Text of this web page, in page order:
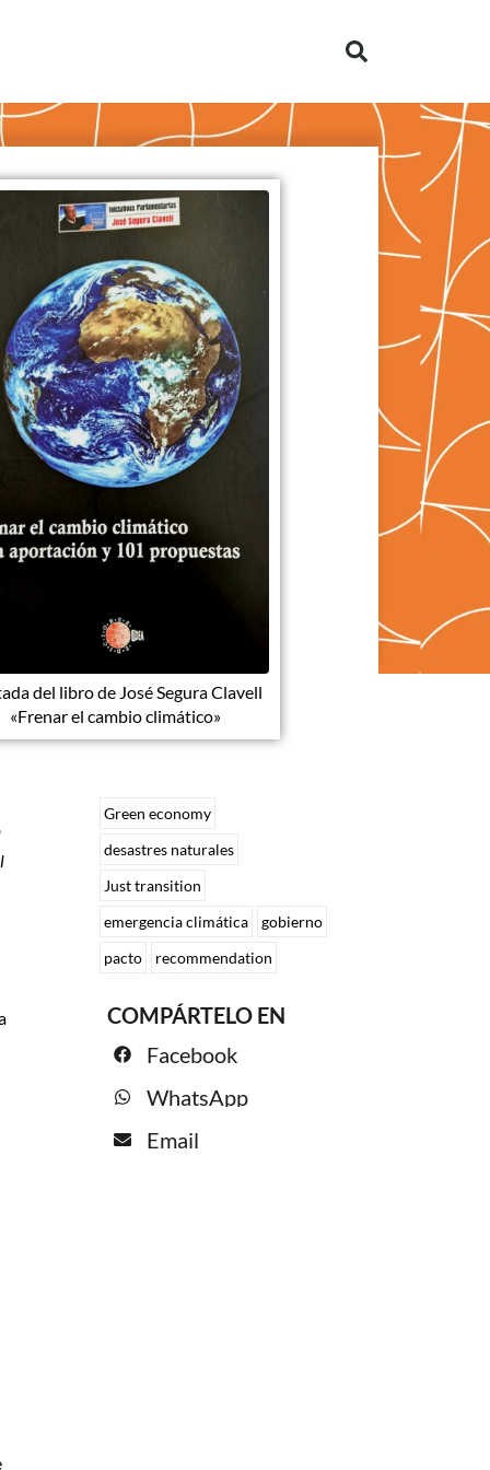
del libro de José Segura Clavell
«Frenar el cambio climático»
Green economy
desastres naturales
Just transition
emergencia climática
gobierno
pacto
recommendation
COMPÁRTELO EN
Facebook
WhatsApp
Email